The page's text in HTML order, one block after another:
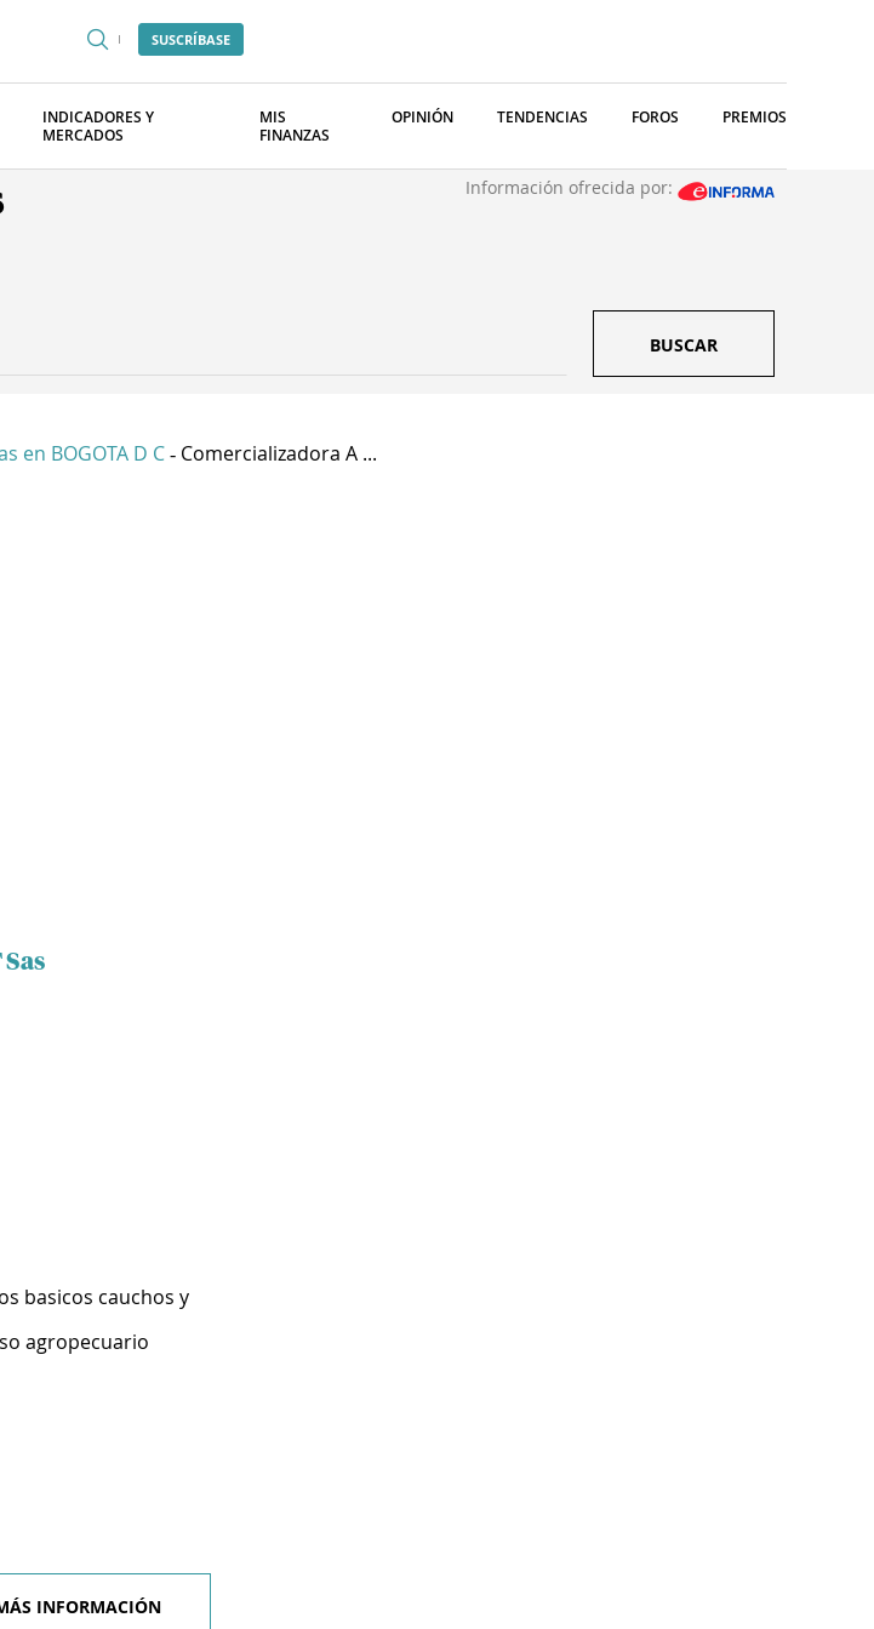
SUSCRÍBASE
INDICADORES Y
MERCADOS
MIS
FINANZAS
OPINIÓN TENDENCIAS FOROS PREMIOS
Información ofrecida por:
BUSCAR
en BOGOTA D C - Comercializadora A ...
basicos cauchos y
agropecuario
INFORMACIÓN